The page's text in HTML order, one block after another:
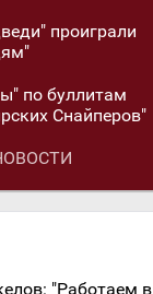
проиграли
по буллитам
Снайперов"
"Работаем в